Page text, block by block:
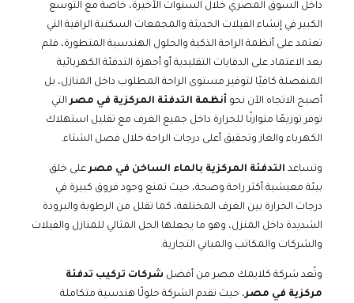
داخل السوق المصري خلال السنوات الأخيرة، خاصة مع التوسع
الكبير في إنشاء الفيلات الحديثة والمجمعات السكنية الراقية التي
تعتمد على أنظمة الراحة الذكية والحلول الهندسية المتطورة، فلم
يعد الاعتماد على الدفايات التقليدية أو أجهزة التدفئة الكهربائية
المنفصلة كافيًا لتوفير مستوى الراحة المطلوب داخل المنازل، بل
أصبح الاتجاه الآن نحو أنظمة التدفئة المركزية في مصرالتي
توفر توزيعًا متوازنًا للحرارة داخل جميع الغرف مع تقليل استهلاك
الكهرباء والغاز وتحقيق أعلى درجات الراحة خلال فصل الشتاء.
وتساعد التدفئة المركزية بالماء الساخن في مصرعلى خلق
بيئة معيشية أكثر راحة وصحة، حيث تمنع وجود فروق كبيرة في
درجات الحرارة بين الغرف المختلفة، كما تقلل من الرطوبة والبرودة
الشديدة داخل المنزل، وهو ما يجعلها الحل المثالي للمنازل والفيلات
والشركات والمكاتب والمباني التجارية.
وتُعد شركة كلايمك مصر من أفضل شركات تركيب تدفئة
مركزية في مصر، حيث تقدم الشركة حلولًا هندسية متكاملة